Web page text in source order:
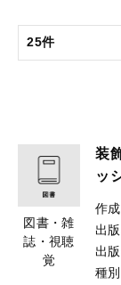
図書・雑
誌・視聴
覚
装
ッ
作
出
出
種別